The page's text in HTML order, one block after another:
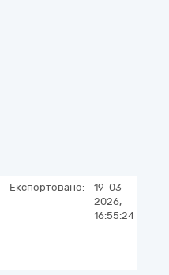
Експортовано:
19-03-
2026,
16:55:24